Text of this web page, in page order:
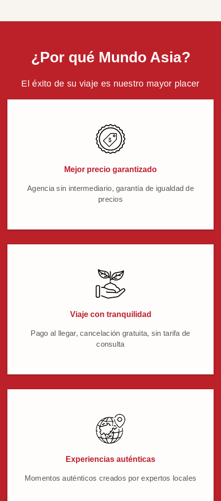
¿Por qué Mundo Asia?
El éxito de su viaje es nuestro mayor placer
Mejor precio garantizado
Agencia sin intermediario, garantía de igualdad de
precios
Viaje con tranquilidad
Pago al llegar, cancelación gratuita, sin tarifa de
consulta
Experiencias auténticas
Momentos auténticos creados por expertos locales